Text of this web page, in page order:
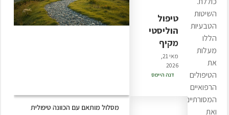
השיטות
הטבעיות
הללו
מעלות
את
הטיפולים
הרפואיים
המסורתיים
ואת
טיפול
הוליסטי
מקיף
דנה היימס
מאי 21,
2026
מסלול מותאם עם הכוונה טיפולית